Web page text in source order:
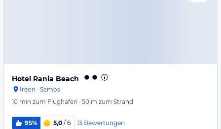
Hotel Rania Beach
Ireon · Samos
10 min zum Flughafen · 50 m zum Strand
95% 5,0 / 6 13 Bewertungen